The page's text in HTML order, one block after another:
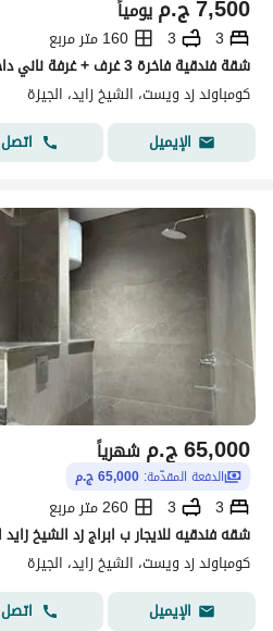
ج.م7,500 يومياً
3
3
160 متر مربع
شقة فندقية فاخرة 3 غرف + غرفة ناني داخل كمبوند زد – الشيخ زايد
كومباوند زد ويست، الشيخ زايد، الجيزة
الإيميل
اتصل
ج.م65,000 شهرياً
الدفعة المقدّمة: 65,000 ج.م
3
3
260 متر مربع
كومباوند زد ويست، الشيخ زايد، الجيزة
الإيميل
اتصل